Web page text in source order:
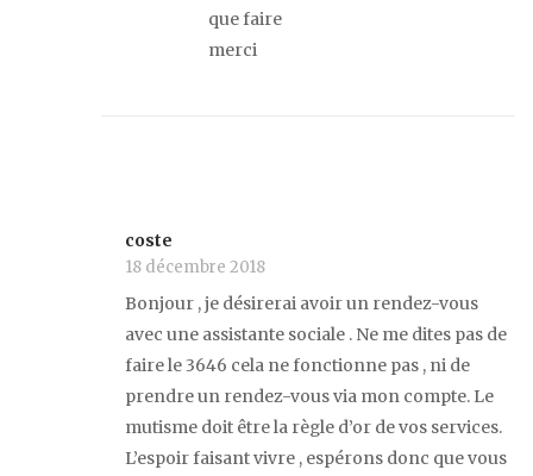
que faire
merci
coste
18 décembre 2018
Bonjour , je désirerai avoir un rendez-vous
avec une assistante sociale . Ne me dites pas de
faire le 3646 cela ne fonctionne pas , ni de
prendre un rendez-vous via mon compte. Le
mutisme doit être la règle d’or de vos services.
L’espoir faisant vivre , espérons donc que vous